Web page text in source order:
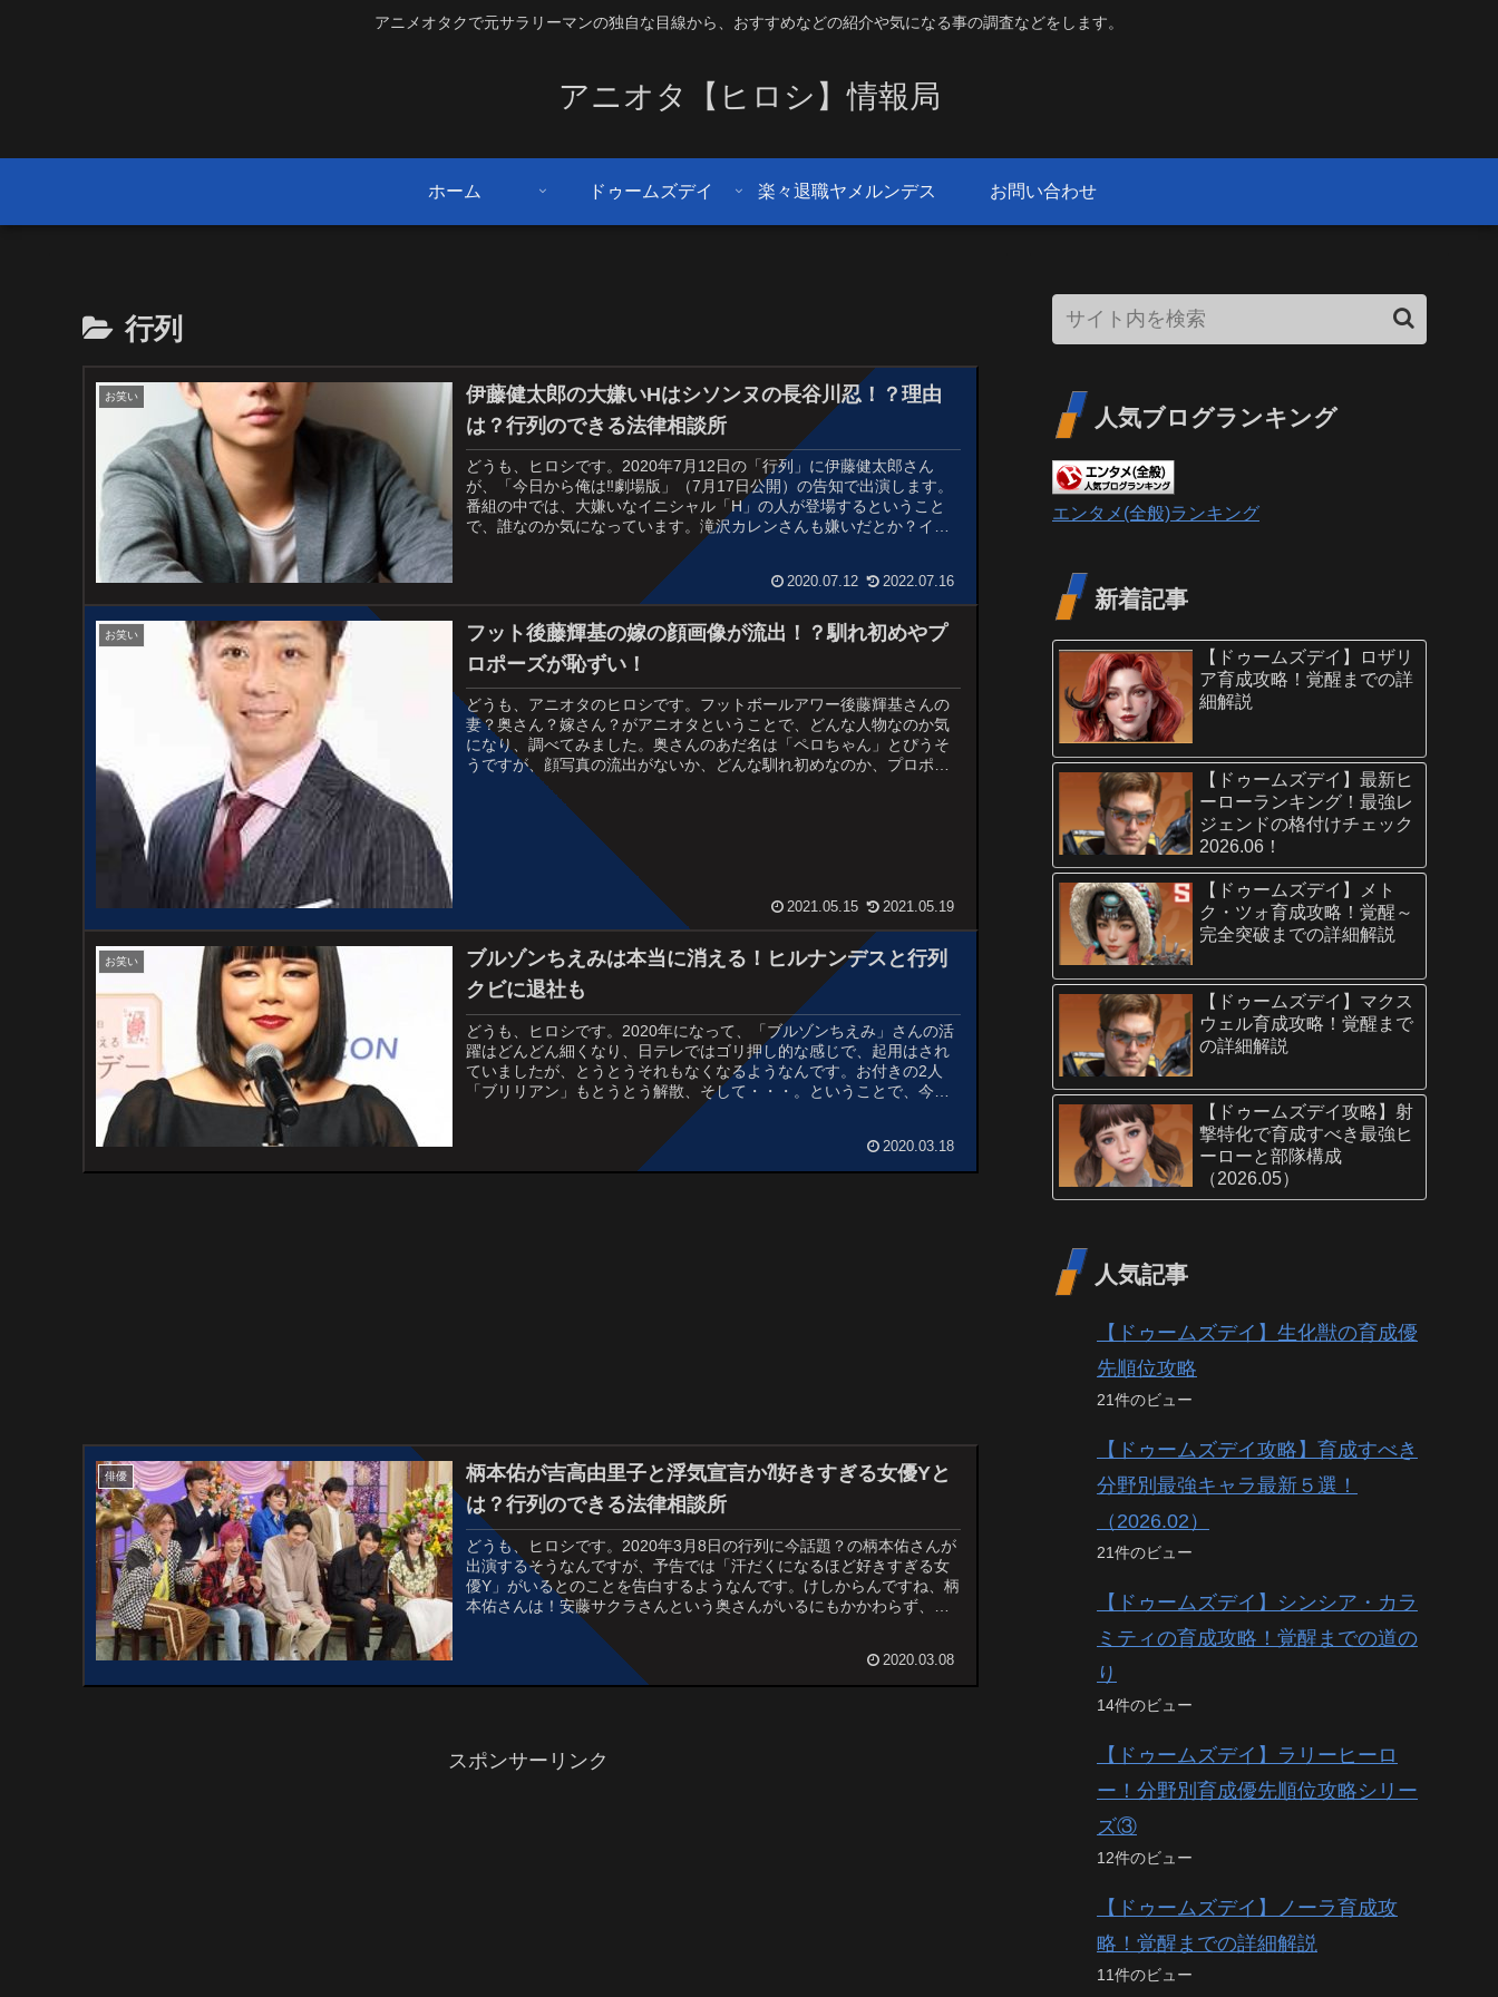
アニメオタクで元サラリーマンの独自な目線から、おすすめなどの紹介や気になる事の調査などをします。
アニオタ【ヒロシ】情報局
ホーム ドゥームズデイ 楽々退職ヤメルンデス お問い合わせ
行列
お笑い
伊藤健太郎の大嫌いHはシソンヌの長谷川忍！？理由
は？行列のできる法律相談所
どうも、ヒロシです。2020年7月12日の「行列」に伊藤健太郎さん
が、「今日から俺は‼劇場版」（7月17日公開）の告知で出演します。
番組の中では、大嫌いなイニシャル「H」の人が登場するということ
で、誰なのか気になっています。滝沢カレンさんも嫌いだとか？イニ
シャルが「H」と言えば、共演者の中ではシソン...
2020.07.12 2022.07.16
お笑い
フット後藤輝基の嫁の顔画像が流出！？馴れ初めやプ
ロポーズが恥ずい！
どうも、アニオタのヒロシです。フットボールアワー後藤輝基さんの
妻？奥さん？嫁さん？がアニオタということで、どんな人物なのか気
になり、調べてみました。奥さんのあだ名は「ペロちゃん」とぴうそ
うですが、顔写真の流出がないか、どんな馴れ初めなのか、プロポー
ズは？、といった情報をまとめました。実は、フット後藤...
2021.05.15 2021.05.19
お笑い
ブルゾンちえみは本当に消える！ヒルナンデスと行列
クビに退社も
どうも、ヒロシです。2020年になって、「ブルゾンちえみ」さんの活
躍はどんどん細くなり、日テレではゴリ押し的な感じで、起用はされ
ていましたが、とうとうそれもなくなるようなんです。お付きの2人
「ブリリアン」もとうとう解散、そして・・・。ということで、今年
のブルゾンちえみさんと、今後のブルゾンさんの行方...
2020.03.18
俳優
柄本佑が吉高由里子と浮気宣言か⁈好きすぎる女優Yと
は？行列のできる法律相談所
どうも、ヒロシです。2020年3月8日の行列に今話題？の柄本佑さんが
出演するそうなんですが、予告では「汗だくになるほど好きすぎる女
優Y」がいるとのことを告白するようなんです。けしからんですね、柄
本佑さんは！安藤サクラさんという奥さんがいるにもかかわらず、浮
気なんですか？！最近、結婚したいアイドルもカ...
2020.03.08
スポンサーリンク
人気ブログランキング
エンタメ(全般)ランキング
新着記事
【ドゥームズデイ】ロザリ
ア育成攻略！覚醒までの詳
細解説
【ドゥームズデイ】最新ヒ
ーローランキング！最強レ
ジェンドの格付けチェック
2026.06！
【ドゥームズデイ】メト
ク・ツォ育成攻略！覚醒～
完全突破までの詳細解説
【ドゥームズデイ】マクス
ウェル育成攻略！覚醒まで
の詳細解説
【ドゥームズデイ攻略】射
撃特化で育成すべき最強ヒ
ーローと部隊構成
（2026.05）
人気記事
【ドゥームズデイ】生化獣の育成優
先順位攻略
21件のビュー
【ドゥームズデイ攻略】育成すべき
分野別最強キャラ最新５選！
（2026.02）
21件のビュー
【ドゥームズデイ】シンシア・カラ
ミティの育成攻略！覚醒までの道の
り
14件のビュー
【ドゥームズデイ】ラリーヒーロ
ー！分野別育成優先順位攻略シリー
ズ③
12件のビュー
【ドゥームズデイ】ノーラ育成攻
略！覚醒までの詳細解説
11件のビュー